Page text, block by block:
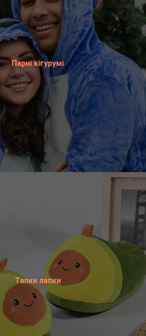
Парні кігурумі
Тапки лапки